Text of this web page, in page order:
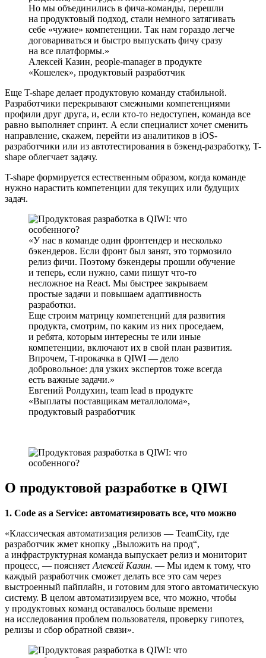
Но мы объединились в фича-команды, перешли
на продуктовый подход, стали немного затягивать
себе «чужие» компетенции. Так нам гораздо легче
договариваться и быстро выпускать фичу сразу
на все платформы.
Алексей Казин, people-manager в продукте
«Кошелек», продуктовый разработчик
Еще T-shape делает продуктовую команду стабильной.
Разработчики перекрывают смежными компетенциями
профили друг друга, и, если кто-то недоступен, команда все
равно выполняет спринт. А если специалист хочет сменить
направление, скажем, перейти из аналитиков в iOS-
разработчики или из автотестирования в бэкенд-разработку, T-
shape облегчает задачу.
T-shape формируется естественным образом, когда команде
нужно нарастить компетенции для текущих или будущих
задач.
У нас в команде один фронтендер и несколько
бэкендеров. Если фронт был занят, это тормозило
релиз фичи. Поэтому бэкендеры прошли обучение
и теперь, если нужно, сами пишут что-то
несложное на React. Мы быстрее закрываем
простые задачи и повышаем адаптивность
разработки.
Еще строим матрицу компетенций для развития
продукта, смотрим, по каким из них проседаем,
и ребята, которым интересны те или иные
компетенции, включают их в свой план развития.
Впрочем, T-прокачка в QIWI — дело
добровольное: для узких экспертов тоже всегда
есть важные задачи.
Евгений Ролдухин, team lead в продукте
«Выплаты поставщикам металлолома»,
продуктовый разработчик
О продуктовой разработке в QIWI
1. Code as a Service: автоматизировать все, что можно
«Классическая автоматизация релизов — TeamCity, где
разработчик жмет кнопку „Выложить на прод“,
а инфраструктурная команда выпускает релиз и мониторит
процесс, — поясняет Алексей Казин. — Мы идем к тому, что
каждый разработчик сможет делать все это сам через
выстроенный пайплайн, и готовим для этого автоматическую
систему. В целом автоматизируем все, что можно, чтобы
у продуктовых команд оставалось больше времени
на исследования проблем пользователя, проверку гипотез,
релизы и сбор обратной связи».